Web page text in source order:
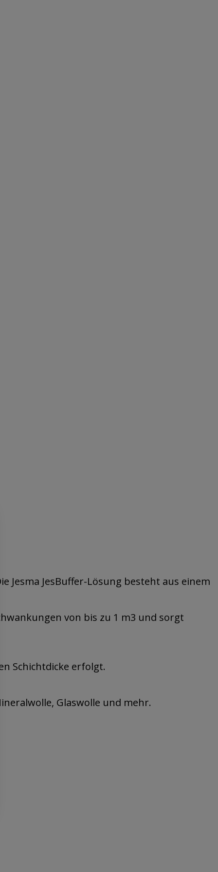
Jesma JesBuffer-Lösung besteht aus einem
von bis zu 1 m3 und sorgt
Schichtdicke erfolgt.
Glaswolle und mehr.